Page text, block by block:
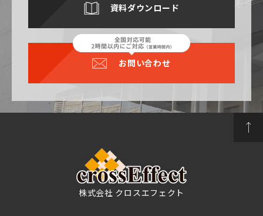
資料ダウンロード
お問い合わせ
株式会社 クロスエフェクト